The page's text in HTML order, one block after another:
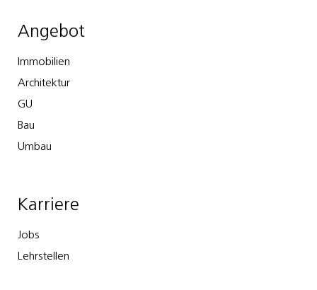
Angebot
Immobilien
Architektur
GU
Bau
Umbau
Karriere
Jobs
Lehrstellen